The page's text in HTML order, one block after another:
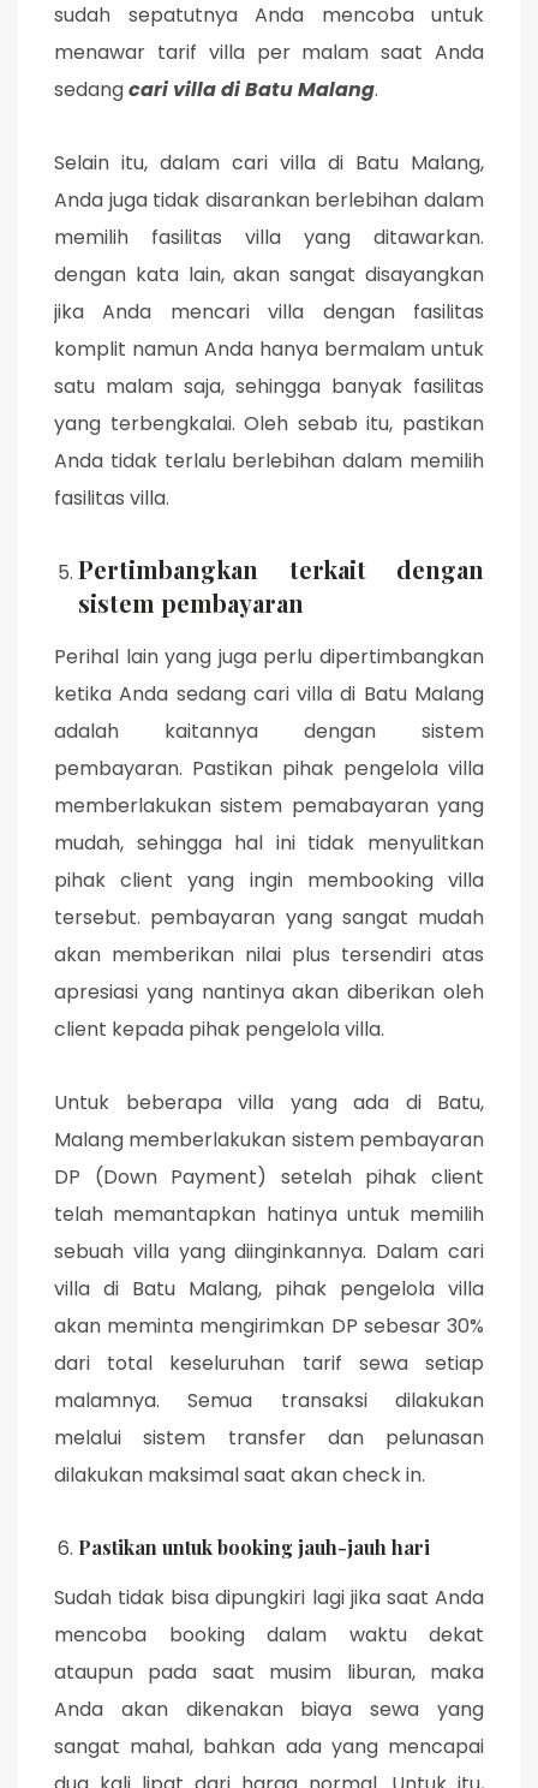
sudah sepatutnya Anda mencoba untuk
menawar tarif villa per malam saat Anda
sedangcari villa di Batu Malang.
Selain itu, dalam cari villa di Batu Malang,
Anda juga tidak disarankan berlebihan dalam
memilih fasilitas villa yang ditawarkan.
dengan kata lain, akan sangat disayangkan
jika Anda mencari villa dengan fasilitas
komplit namun Anda hanya bermalam untuk
satu malam saja, sehingga banyak fasilitas
yang terbengkalai. Oleh sebab itu, pastikan
Anda tidak terlalu berlebihan dalam memilih
fasilitas villa.
Pertimbangkan terkait dengan
sistem pembayaran
Perihal lain yang juga perlu dipertimbangkan
ketika Anda sedang cari villa di Batu Malang
adalah kaitannya dengan sistem
pembayaran. Pastikan pihak pengelola villa
memberlakukan sistem pemabayaran yang
mudah, sehingga hal ini tidak menyulitkan
pihak client yang ingin membooking villa
tersebut. pembayaran yang sangat mudah
akan memberikan nilai plus tersendiri atas
apresiasi yang nantinya akan diberikan oleh
client kepada pihak pengelola villa.
Untuk beberapa villa yang ada di Batu,
Malang memberlakukan sistem pembayaran
DP (Down Payment) setelah pihak client
telah memantapkan hatinya untuk memilih
sebuah villa yang diinginkannya. Dalam cari
villa di Batu Malang, pihak pengelola villa
akan meminta mengirimkan DP sebesar 30%
dari total keseluruhan tarif sewa setiap
malamnya. Semua transaksi dilakukan
melalui sistem transfer dan pelunasan
dilakukan maksimal saat akan check in.
Pastikan untuk booking jauh-jauh hari
Sudah tidak bisa dipungkiri lagi jika saat Anda
mencoba booking dalam waktu dekat
ataupun pada saat musim liburan, maka
Anda akan dikenakan biaya sewa yang
sangat mahal, bahkan ada yang mencapai